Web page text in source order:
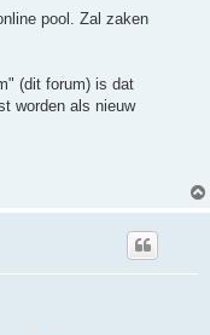
pool. Zal zaken
(dit forum) is dat
worden als nieuw